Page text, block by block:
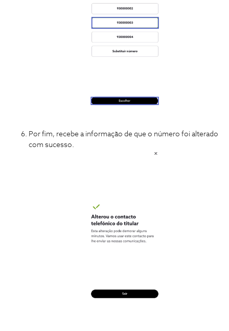
Por fim, recebe a informação de que o número foi alterado
com sucesso.